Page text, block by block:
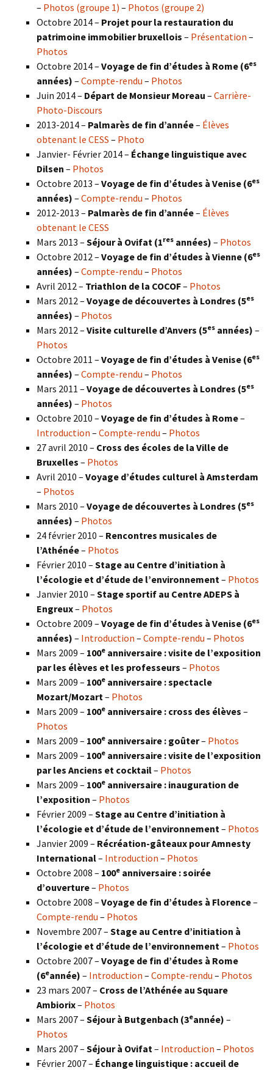
– Photos (groupe 1) – Photos (groupe 2)
Octobre 2014 – Projet pour la restauration du
patrimoine immobilier bruxellois – Présentation –
Photos
Octobre 2014 – Voyage de fin d’études à Rome (6es
années) – Compte-rendu – Photos
Juin 2014 – Départ de Monsieur Moreau – Carrière-
Photo-Discours
2013-2014 – Palmarès de fin d’année– Élèves
obtenant le CESS – Photo
Janvier- Février 2014 – Échange linguistique avec
Dilsen – Photos
Octobre 2013 – Voyage de fin d’études à Venise (6es
années) – Compte-rendu – Photos
2012-2013 – Palmarès de fin d’année– Élèves
obtenant le CESS
Mars 2013 – Séjour à Ovifat (1res années) – Photos
Octobre 2012 – Voyage de fin d’études à Vienne (6es
années) – Compte-rendu – Photos
Avril 2012 – Triathlon de la COCOF– Photos
Mars 2012 – Voyage de découvertes à Londres (5es
années) – Photos
Mars 2012 – Visite culturelle d’Anvers (5es années) –
Photos
Octobre 2011 – Voyage de fin d’études à Venise (6es
années) – Compte-rendu – Photos
Mars 2011 – Voyage de découvertes à Londres (5es
années) – Photos
Octobre 2010 – Voyage de fin d’études à Rome–
Introduction – Compte-rendu – Photos
27 avril 2010 – Cross des écoles de la Ville de
Bruxelles – Photos
Avril 2010 – Voyage d’études culturel à Amsterdam
– Photos
Mars 2010 – Voyage de découvertes à Londres (5es
années) – Photos
24 février 2010 – Rencontres musicales de
l’Athénée– Photos
Février 2010 – Stage au Centre d’initiation à
l’écologie et d’étude de l’environnement – Photos
Janvier 2010 – Stage sportif au Centre ADEPS à
Engreux– Photos
Octobre 2009 – Voyage de fin d’études à Venise (6es
années) – Introduction – Compte-rendu – Photos
Mars 2009 – 100e anniversaire : visite de l’exposition
par les élèves et les professeurs – Photos
Mars 2009 – 100e anniversaire : spectacle
Mozart/Mozart – Photos
Mars 2009 – 100e anniversaire : cross des élèves –
Photos
Mars 2009 – 100e anniversaire : goûter– Photos
Mars 2009 – 100e anniversaire : visite de l’exposition
par les Anciens et cocktail– Photos
Mars 2009 – 100e anniversaire : inauguration de
l’exposition – Photos
Février 2009 – Stage au Centre d’initiation à
l’écologie et d’étude de l’environnement – Photos
Janvier 2009 – Récréation-gâteaux pour Amnesty
International– Introduction – Photos
Octobre 2008 – 100e anniversaire : soirée
d’ouverture– Photos
Octobre 2008 – Voyage de fin d’études à Florence–
Compte-rendu – Photos
Novembre 2007 – Stage au Centre d’initiation à
l’écologie et d’étude de l’environnement – Photos
Octobre 2007 – Voyage de fin d’études à Rome
(6eannée) – Introduction – Compte-rendu – Photos
23 mars 2007 – Cross de l’Athénée au Square
Ambiorix– Photos
Mars 2007 – Séjour à Butgenbach (3eannée) –
Photos
Mars 2007 – Séjour à Ovifat – Introduction – Photos
Février 2007 – Échange linguistique : accueil de